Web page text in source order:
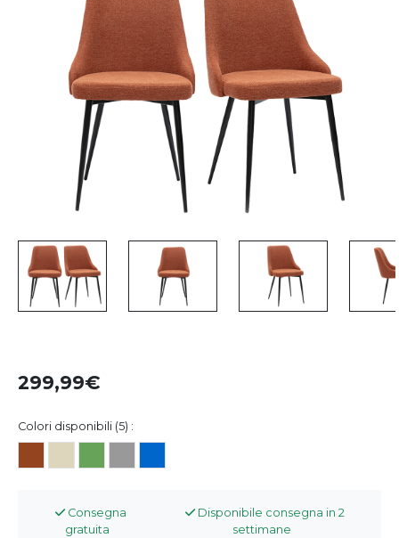
299,99
Colori disponibili (5) :
Consegna
gratuita
Disponibile consegna in 2
settimane